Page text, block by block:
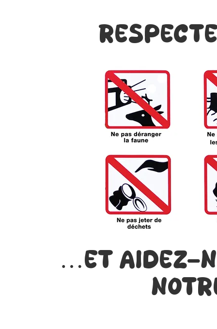
…et aidez-